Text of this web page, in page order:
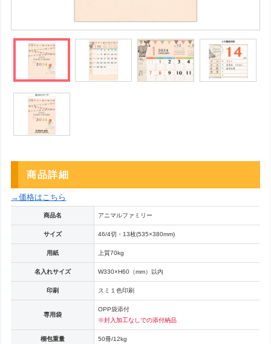
商品詳細
→価格はこちら
商品名 アニマルファミリー
サイズ 46/4切・13枚(535×380mm)
用紙 上質70kg
名入れサイズ W330×H60（mm）以内
印刷 スミ１色印刷
専用袋
OPP袋添付
※封入加工なしでの添付納品
梱包重量 50冊/12kg